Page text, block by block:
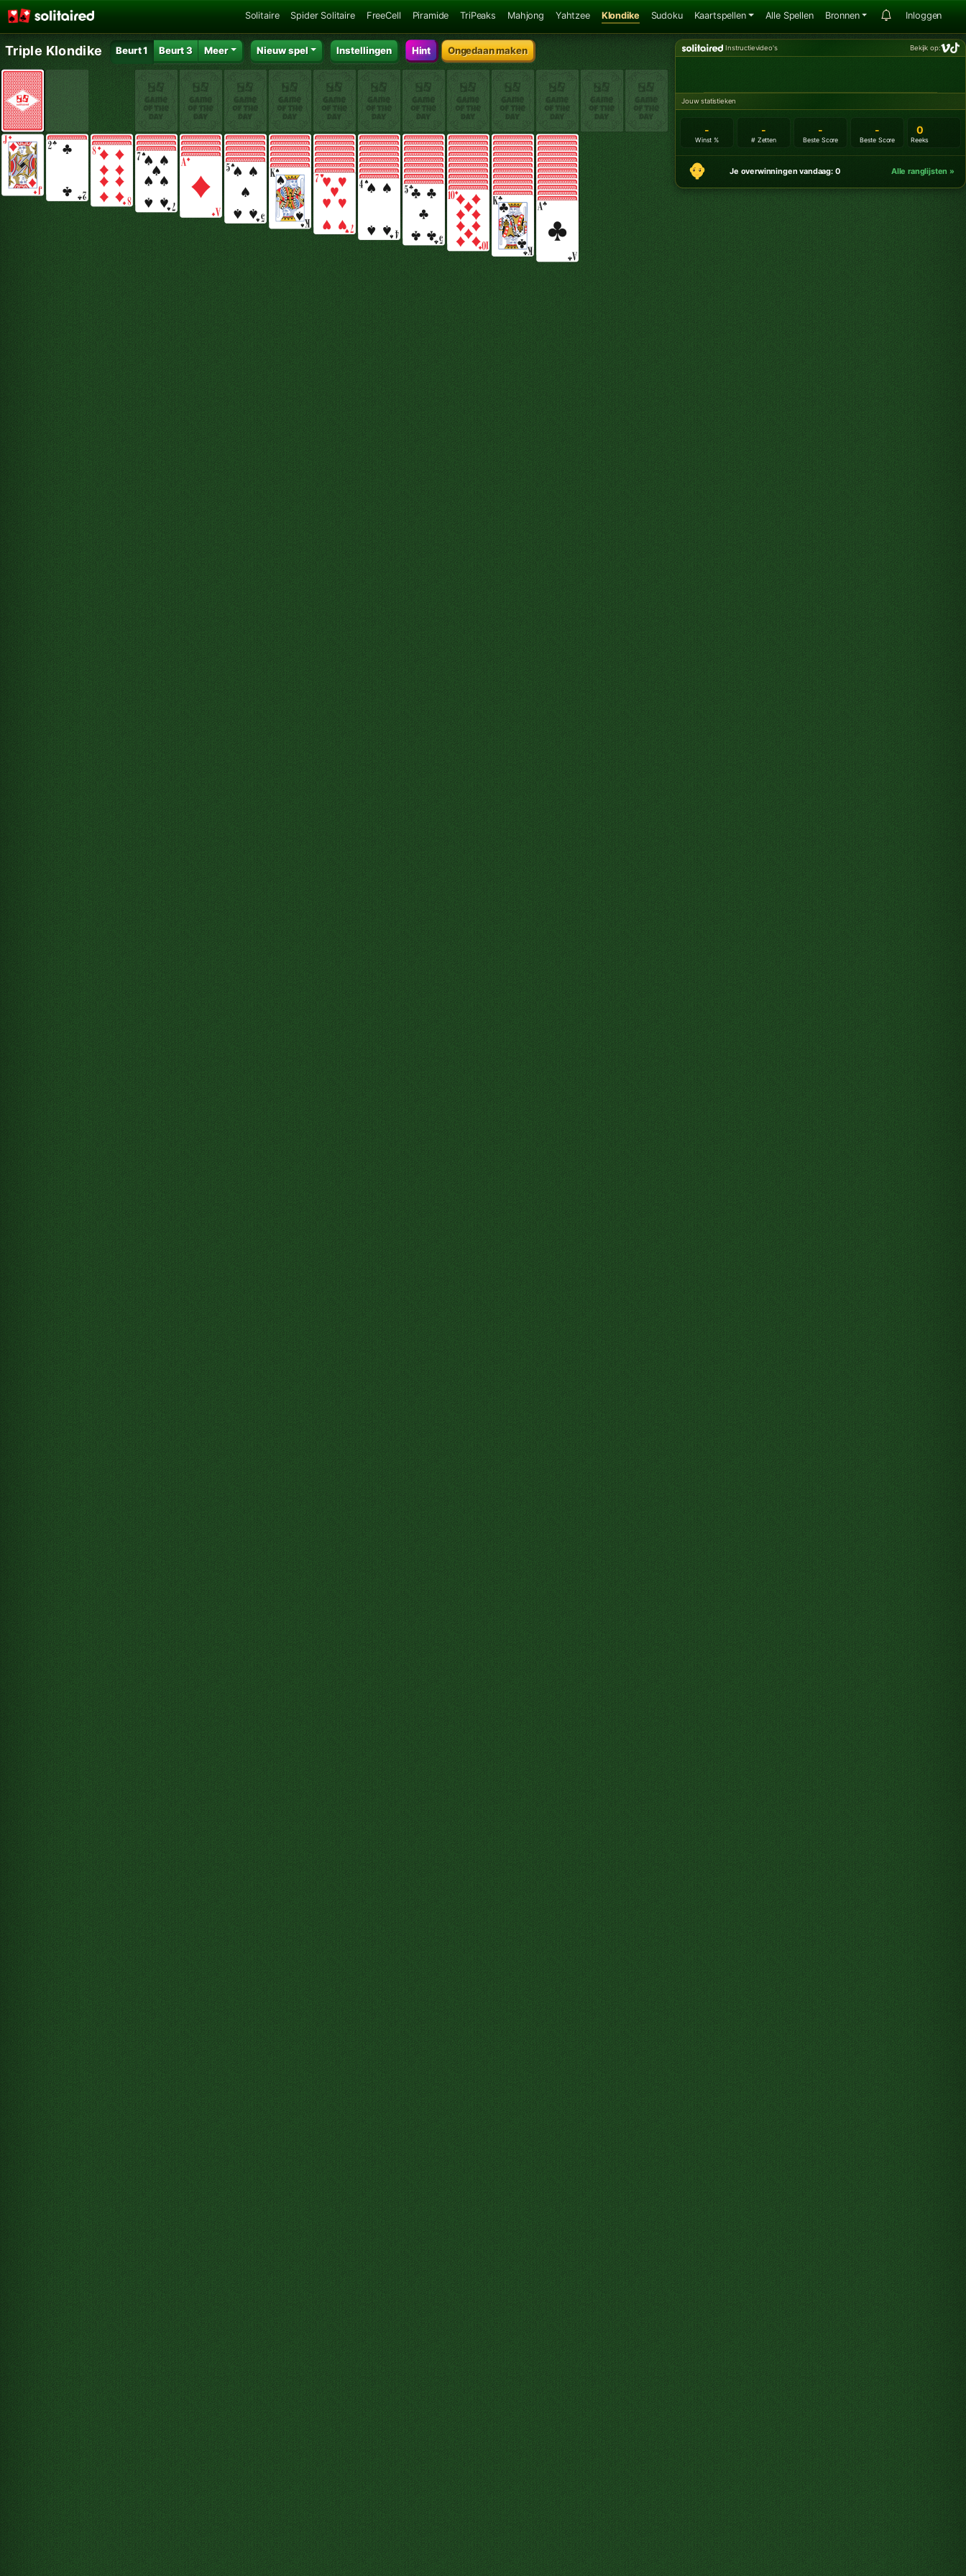
Solitaire Spider Solitaire FreeCell Piramide TriPeaks Mahjong Yahtzee Klondike Sudoku Kaartspellen Alle Spellen Bronnen Inloggen
Triple Klondike Beurt 1 Beurt 3 Meer Nieuw spel Instellingen Hint Ongedaan maken Instructievideo's Bekijk op:
Jouw statistieken
-
Winst %
-
# Zetten
-
Beste Score
-
Beste Score
0
Reeks
Je overwinningen vandaag: 0 Alle ranglijsten »